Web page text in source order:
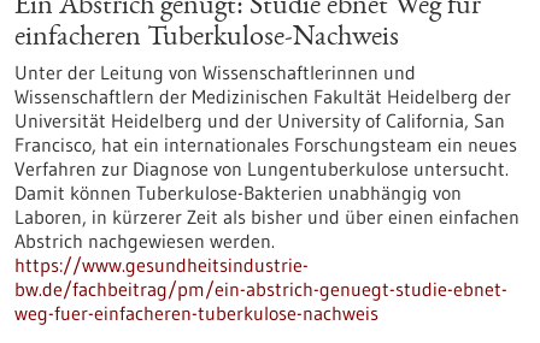
Ein Abstrich genügt: Studie ebnet Weg für
einfacheren Tuberkulose-Nachweis
Unter der Leitung von Wissenschaftlerinnen und
Wissenschaftlern der Medizinischen Fakultät Heidelberg der
Universität Heidelberg und der University of California, San
Francisco, hat ein internationales Forschungsteam ein neues
Verfahren zur Diagnose von Lungentuberkulose untersucht.
Damit können Tuberkulose-Bakterien unabhängig von
Laboren, in kürzerer Zeit als bisher und über einen einfachen
Abstrich nachgewiesen werden.
https://www.gesundheitsindustrie-
bw.de/fachbeitrag/pm/ein-abstrich-genuegt-studie-ebnet-
weg-fuer-einfacheren-tuberkulose-nachweis